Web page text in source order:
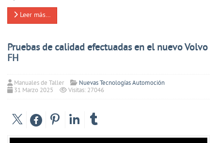
Leer más…
Pruebas de calidad efectuadas en el nuevo Volvo
FH
Manuales de Taller
Nuevas Tecnologías Automoción
31 Marzo 2025
Visitas: 27046